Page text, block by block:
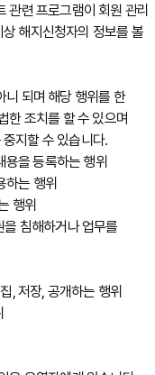
련 프로그램이 회원 관리
해지신청자의 정보를 볼
니 되며 해당 행위를 한
한 조치를 할 수 있으며
지할 수 있습니다.
을 등록하는 행위
하는 행위
행위
침해하거나 업무를
, 저장, 공개하는 행위